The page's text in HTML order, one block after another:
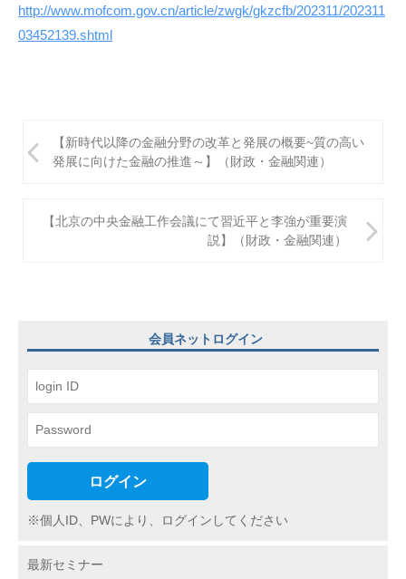
http://www.mofcom.gov.cn/article/zwgk/gkzcfb/202311/202311
03452139.shtml
稿
ョ
ン
【新時代以降の金融分野の改革と発展の概要~質の高い
発展に向けた金融の推進～】（財政・金融関連）
【北京の中央金融工作会議にて習近平と李強が重要演
説】（財政・金融関連）
会員ネットログイン
ログイン
※個人ID、PWにより、ログインしてください
最新セミナー